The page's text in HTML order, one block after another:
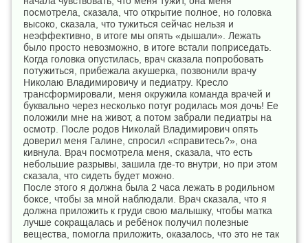
посмотрела, сказала, что открытие полное, но головка
высоко, сказала, что тужиться сейчас нельзя и
неэффективно, в итоге мы опять «дышали». Лежать
было просто невозможно, в итоге встали поприседать.
Когда головка опустилась, врач сказала попробовать
потужиться, прибежала акушерка, позвонили врачу
Николаю Владимировичу и педиатру. Кресло
трансформировали, меня окружила команда врачей и
буквально через несколько потуг родилась моя дочь! Ее
положили мне на живот, а потом забрали педиатры на
осмотр. После родов Николай Владимирович опять
доверил меня Галине, спросил «справитесь?», она
кивнула. Врач посмотрела меня, сказала, что есть
небольшие разрывы, зашила где-то внутри, но при этом
сказала, что сидеть будет можно.
После этого я должна была 2 часа лежать в родильном
боксе, чтобы за мной наблюдали. Врач сказала, что я
должна приложить к груди свою малышку, чтобы матка
лучше сокращалась и ребёнок получил полезные
вещества, помогла приложить, оказалось, что это не так